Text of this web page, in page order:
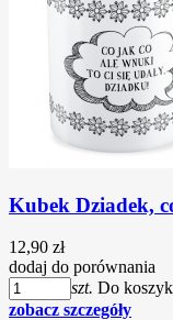
Kubek Dziadek,
12,90 zł
dodaj do porównania
szt. Do
zobacz szczegóły